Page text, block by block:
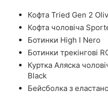
Кофта Tried Gen 2
Кофта чоловіча
Ботинки High I Nero
Ботинки трекінгові
Куртка Аляска
Black
Бейсболка з